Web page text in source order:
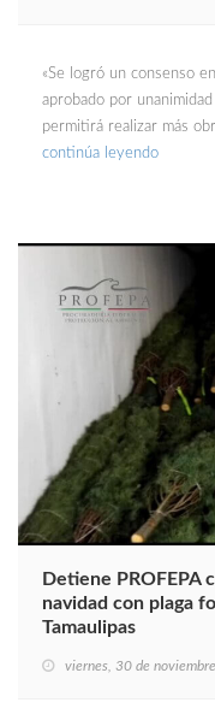
«Se logró un consenso
aprobado por
permitirá realizar más
continúa leyendo
Detiene PROFEPA
navidad con plaga
Tamaulipas
viernes, 30 de